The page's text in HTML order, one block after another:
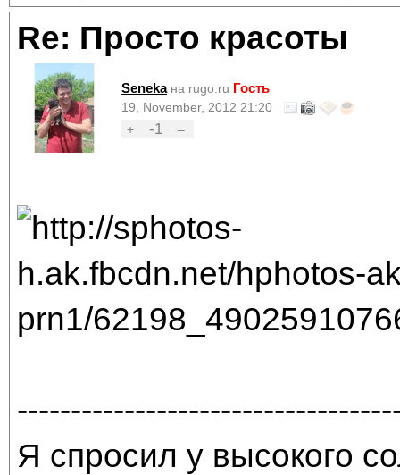
Re: Просто красоты
Seneka на rugo.ru Гость
19, November, 2012 21:20
+
-1 –
Я спросил у высокого